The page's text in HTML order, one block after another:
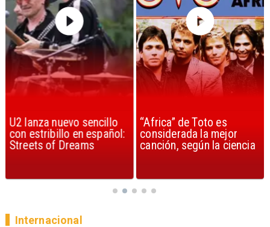
U2 lanza nuevo sencillo
con estribillo en español:
Streets of Dreams
“Africa” de Toto es
considerada la mejor
canción, según la ciencia
Internacional